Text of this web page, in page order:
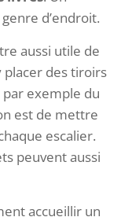
d’endroit.
aussi utile de
placer des tiroirs
par exemple du
est de mettre
escalier.
peuvent aussi
accueillir un